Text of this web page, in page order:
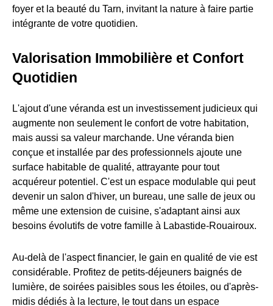
foyer et la beauté du Tarn, invitant la nature à faire partie
intégrante de votre quotidien.
Valorisation Immobilière et Confort
Quotidien
L'ajout d'une véranda est un investissement judicieux qui
augmente non seulement le confort de votre habitation,
mais aussi sa valeur marchande. Une véranda bien
conçue et installée par des professionnels ajoute une
surface habitable de qualité, attrayante pour tout
acquéreur potentiel. C'est un espace modulable qui peut
devenir un salon d'hiver, un bureau, une salle de jeux ou
même une extension de cuisine, s'adaptant ainsi aux
besoins évolutifs de votre famille à Labastide-Rouairoux.
Au-delà de l'aspect financier, le gain en qualité de vie est
considérable. Profitez de petits-déjeuners baignés de
lumière, de soirées paisibles sous les étoiles, ou d'après-
midis dédiés à la lecture, le tout dans un espace